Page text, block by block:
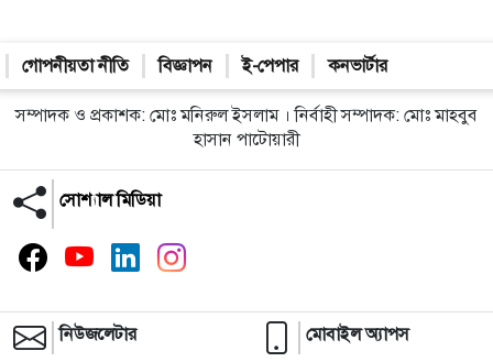
গোপনীয়তা নীতি বিজ্ঞাপন ই-পেপার কনভার্টার
সম্পাদক ও প্রকাশক: মোঃ মনিরুল ইসলাম । নির্বাহী সম্পাদক: মোঃ মাহবুব
হাসান পাটোয়ারী
সোশ্যাল মিডিয়া
নিউজলেটার মোবাইল অ্যাপস